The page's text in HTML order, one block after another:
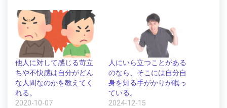
他人に対して感じる苛立
ちや不快感は自分がどん
な人間なのかを教えてく
れる。
2020-10-07
人にいら立つことがある
のなら、そこには自分自
身を知る手がかりが眠っ
ている。
2024-12-15